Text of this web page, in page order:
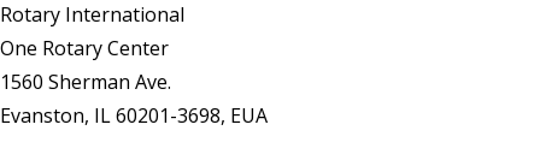
Rotary International
One Rotary Center
1560 Sherman Ave.
Evanston, IL 60201-3698, EUA